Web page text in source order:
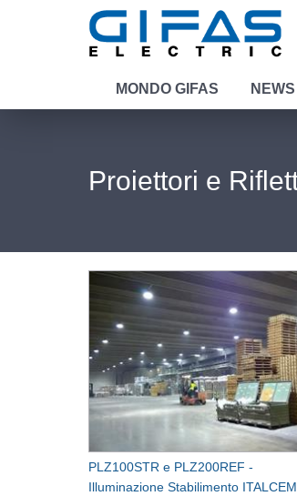
MONDO GIFAS NEWS
Proiettori e
PLZ100STR e PLZ200REF -
Illuminazione Stabilimento